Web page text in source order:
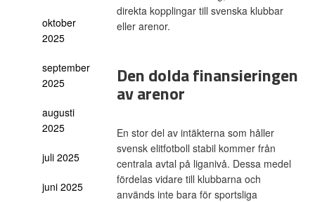
oktober
2025
september
2025
augusti
2025
juli 2025
juni 2025
direkta kopplingar till svenska klubbar
eller arenor.
Den dolda finansieringen
av arenor
En stor del av intäkterna som håller
svensk elitfotboll stabil kommer från
centrala avtal på liganivå. Dessa medel
fördelas vidare till klubbarna och
används inte bara för sportsliga